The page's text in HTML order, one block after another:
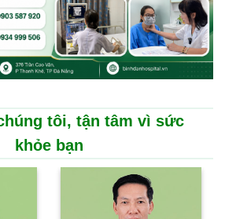
tôi, tận tâm vì sức
khỏe bạn